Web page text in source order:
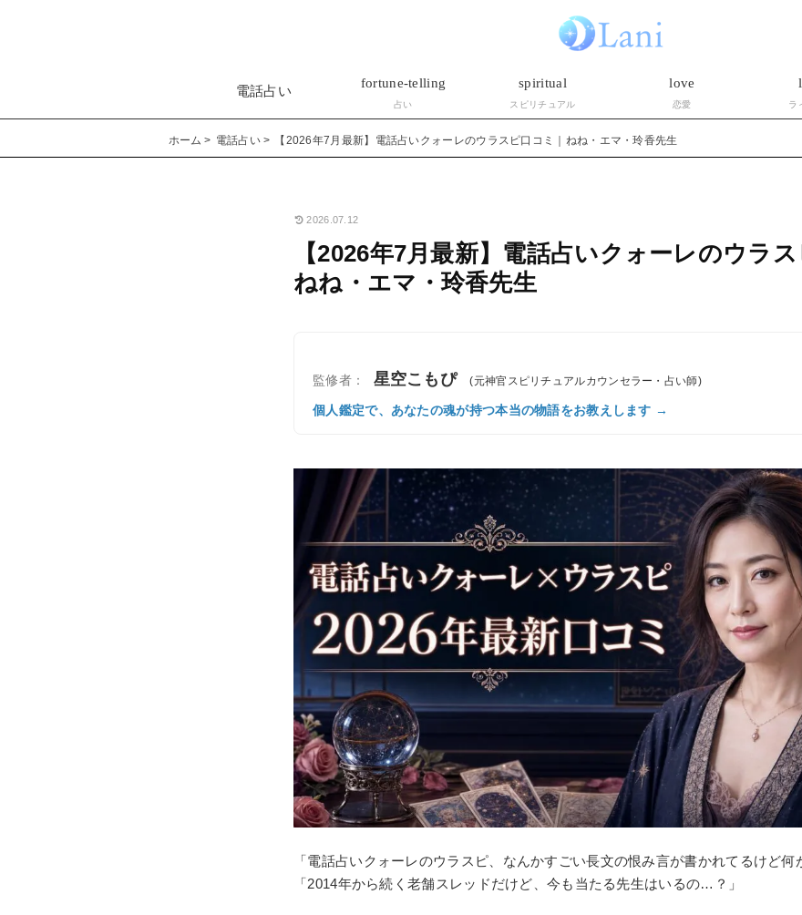
電話占い
fortune-telling
占い
spiritual
スピリチュアル
love
恋愛 ラ
ホーム 電話占い 【2026年7月最新】電話占いクォーレのウラスピ口コミ｜ねね・エマ・玲香先生
2026.07.12
【2026年7月最新】電話占いクォーレのウラス
ねね・エマ・玲香先生
監修者： 星空こもぴ (元神官スピリチュアルカウンセラー・占い師)
個人鑑定で、あなたの魂が持つ本当の物語をお教えします →
「電話占いクォーレのウラスピ、なんかすごい長文の恨み言が書かれてるけど何
「2014年から続く老舗スレッドだけど、今も当たる先生はいるの…？」